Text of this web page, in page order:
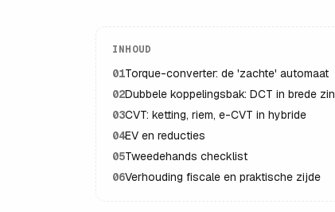
INHOUD
01Torque-converter: de 'zachte' automaat
02Dubbele koppelingsbak: DCT in brede zin
03CVT: ketting, riem, e-CVT in hybride
04EV en reducties
05Tweedehands checklist
06Verhouding fiscale en praktische zijde